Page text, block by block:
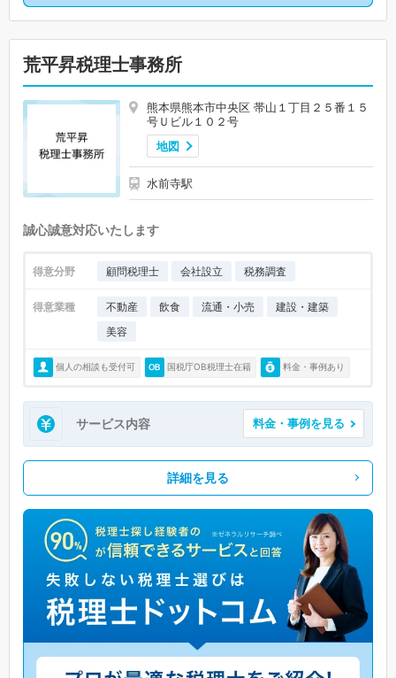
荒平昇税理士事務所
熊本県熊本市中央区 帯山１丁目２５番１５
号Ｕビル１０２号
地図
水前寺駅
誠心誠意対応いたします
得意分野 顧問税理士 会社設立 税務調査
得意業種 不動産 飲食 流通・小売
建設・建築
美容
個人の相談も受付可 国税庁OB税理士在籍 料金・事例あり
サービス内容 料金・事例を見る
詳細を見る